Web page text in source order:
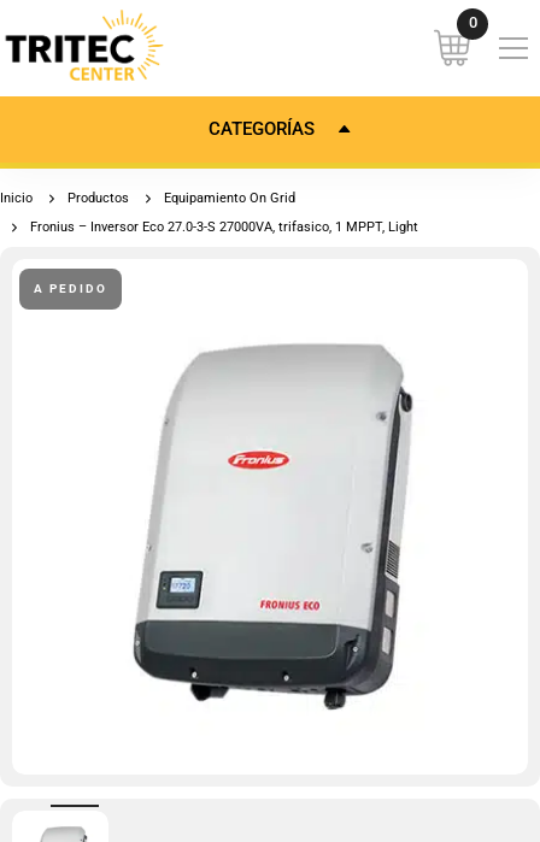
CATEGORÍAS
Inicio Productos
Equipamiento On Grid
Fronius – Inversor Eco 27.0-3-S 27000VA, trifasico, 1 MPPT, Light
A PEDIDO